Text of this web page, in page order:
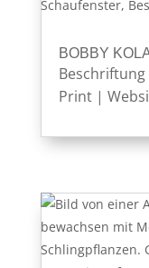
BOBBY
Beschriftung
Print|